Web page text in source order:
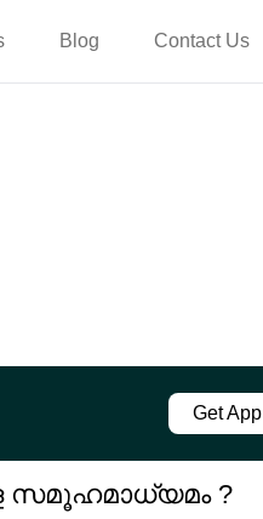
Blog Contact Us
Get App
?